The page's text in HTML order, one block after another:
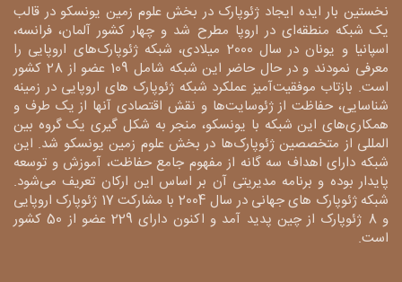
نخستین بار ایده ایجاد ژئوپارک در بخش علوم زمین یونسکو در قالب
یک شبکه منطقه‌ای در اروپا مطرح شد و چهار کشور آلمان، فرانسه،
اسپانیا و یونان در سال 2000 میلادی، شبکه ژئوپارک‌های اروپایی را
معرفی نمودند و در حال حاضر این شبکه شامل 109 عضو از 28 کشور
است. بازتاب موفقیت‌آمیز عملکرد شبکه ژئوپارک های اروپایی در زمینه
شناسایی، حفاظت از ژئوسایت‌ها و نقش اقتصادی آنها از یک طرف و
همکاری‌های این شبکه با یونسکو، منجر به شکل گیری یک گروه بین
المللی از متخصصین ژئوپارک‌ها در بخش علوم زمین یونسکو شد. این
شبکه دارای اهداف سه گانه از مفهوم جامع حفاظت، آموزش و توسعه
پایدار بوده و برنامه مدیریتی آن بر اساس این ارکان تعریف می‌شود.
شبکه ژئوپارک های جهانی در سال 2004 با مشارکت 17 ژئوپارک اروپایی
و 8 ژئوپارک از چین پدید آمد و اکنون دارای 229 عضو از 50 کشور
است.